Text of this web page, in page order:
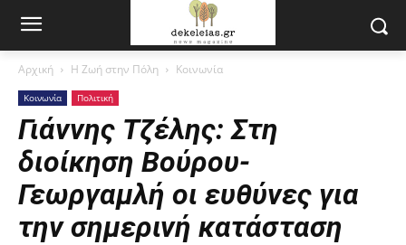
Αρχική Η Ζωή στην Πόλη Κοινωνία
Κοινωνία Πολιτική
Γιάννης Τζέλης: Στη
διοίκηση Βούρου-
Γεωργαμλή οι ευθύνες για
την σημερινή κατάσταση